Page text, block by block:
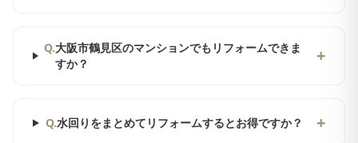
Q.大阪市鶴見区のマンションでもリフォームできま
すか？
+
Q.水回りをまとめてリフォームするとお得ですか？ +